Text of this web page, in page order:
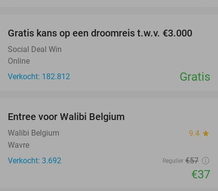
Gratis kans op een droomreis t.w.v. €3.000
Social Deal Win
Online
Verkocht: 182.812
Gratis
Entree voor Walibi Belgium
Walibi Belgium 9.4 star
Wavre
Verkocht: 3.692
Regulier €57
€37